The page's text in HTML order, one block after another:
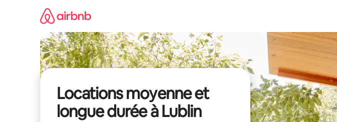
Locations moyenne et
longue durée à Lublin